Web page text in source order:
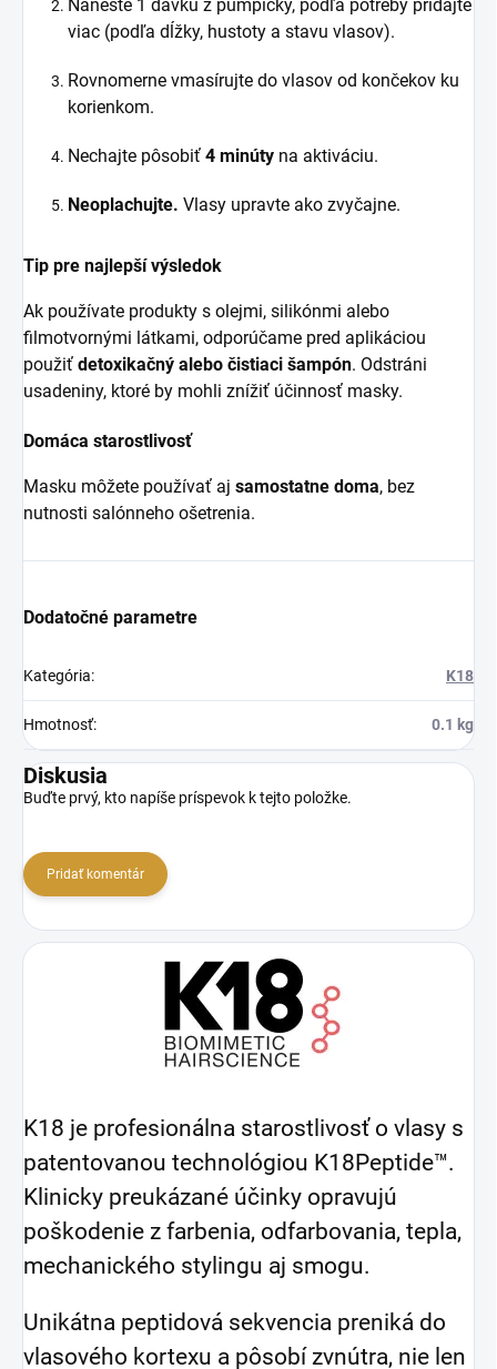
Naneste 1 dávku z pumpičky, podľa potreby pridajte
viac (podľa dĺžky, hustoty a stavu vlasov).
Rovnomerne vmasírujte do vlasov od končekov ku
korienkom.
Nechajte pôsobiť 4 minúty na aktiváciu.
Neoplachujte. Vlasy upravte ako zvyčajne.
Tip pre najlepší výsledok
Ak používate produkty s olejmi, silikónmi alebo
filmotvornými látkami, odporúčame pred aplikáciou
použiť detoxikačný alebo čistiaci šampón. Odstráni
usadeniny, ktoré by mohli znížiť účinnosť masky.
Domáca starostlivosť
Masku môžete používať aj samostatne doma, bez
nutnosti salónneho ošetrenia.
Dodatočné parametre
Kategória: K18
Hmotnosť: 0.1 kg
Diskusia
Buďte prvý, kto napíše príspevok k tejto položke.
Pridať komentár
K18 je profesionálna starostlivosť o vlasy s
patentovanou technológiou K18Peptide™.
Klinicky preukázané účinky opravujú
poškodenie z farbenia, odfarbovania, tepla,
mechanického stylingu aj smogu.
Unikátna peptidová sekvencia preniká do
vlasového kortexu a pôsobí zvnútra, nie len